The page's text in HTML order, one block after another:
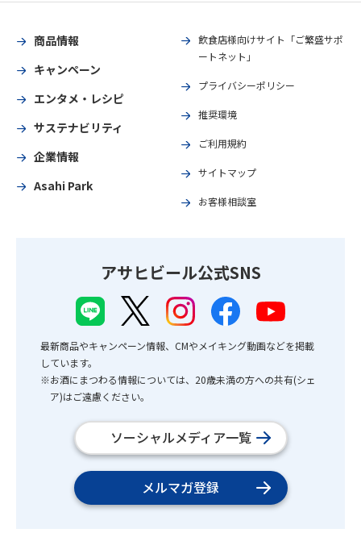
商品情報
キャンペーン
エンタメ・レシピ
サステナビリティ
企業情報
Asahi Park
飲食店様向けサイト「ご繁盛サポ
ートネット」
プライバシーポリシー
推奨環境
ご利用規約
サイトマップ
お客様相談室
アサヒビール公式SNS
最新商品やキャンペーン情報、CMやメイキング動画などを掲載
しています。
※お酒にまつわる情報については、20歳未満の方への共有(シェ
ア)はご遠慮ください。
ソーシャルメディア一覧
メルマガ登録